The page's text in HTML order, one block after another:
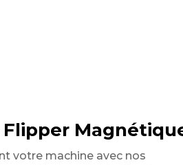
Flipper
votre machine avec nos